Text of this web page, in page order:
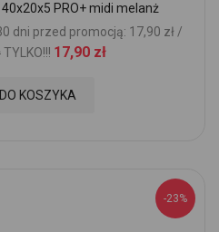
PRO+ midi melanż
dni przed promocją: 17,90 zł /
TYLKO!!! 17,90 zł
KOSZYKA
-23%